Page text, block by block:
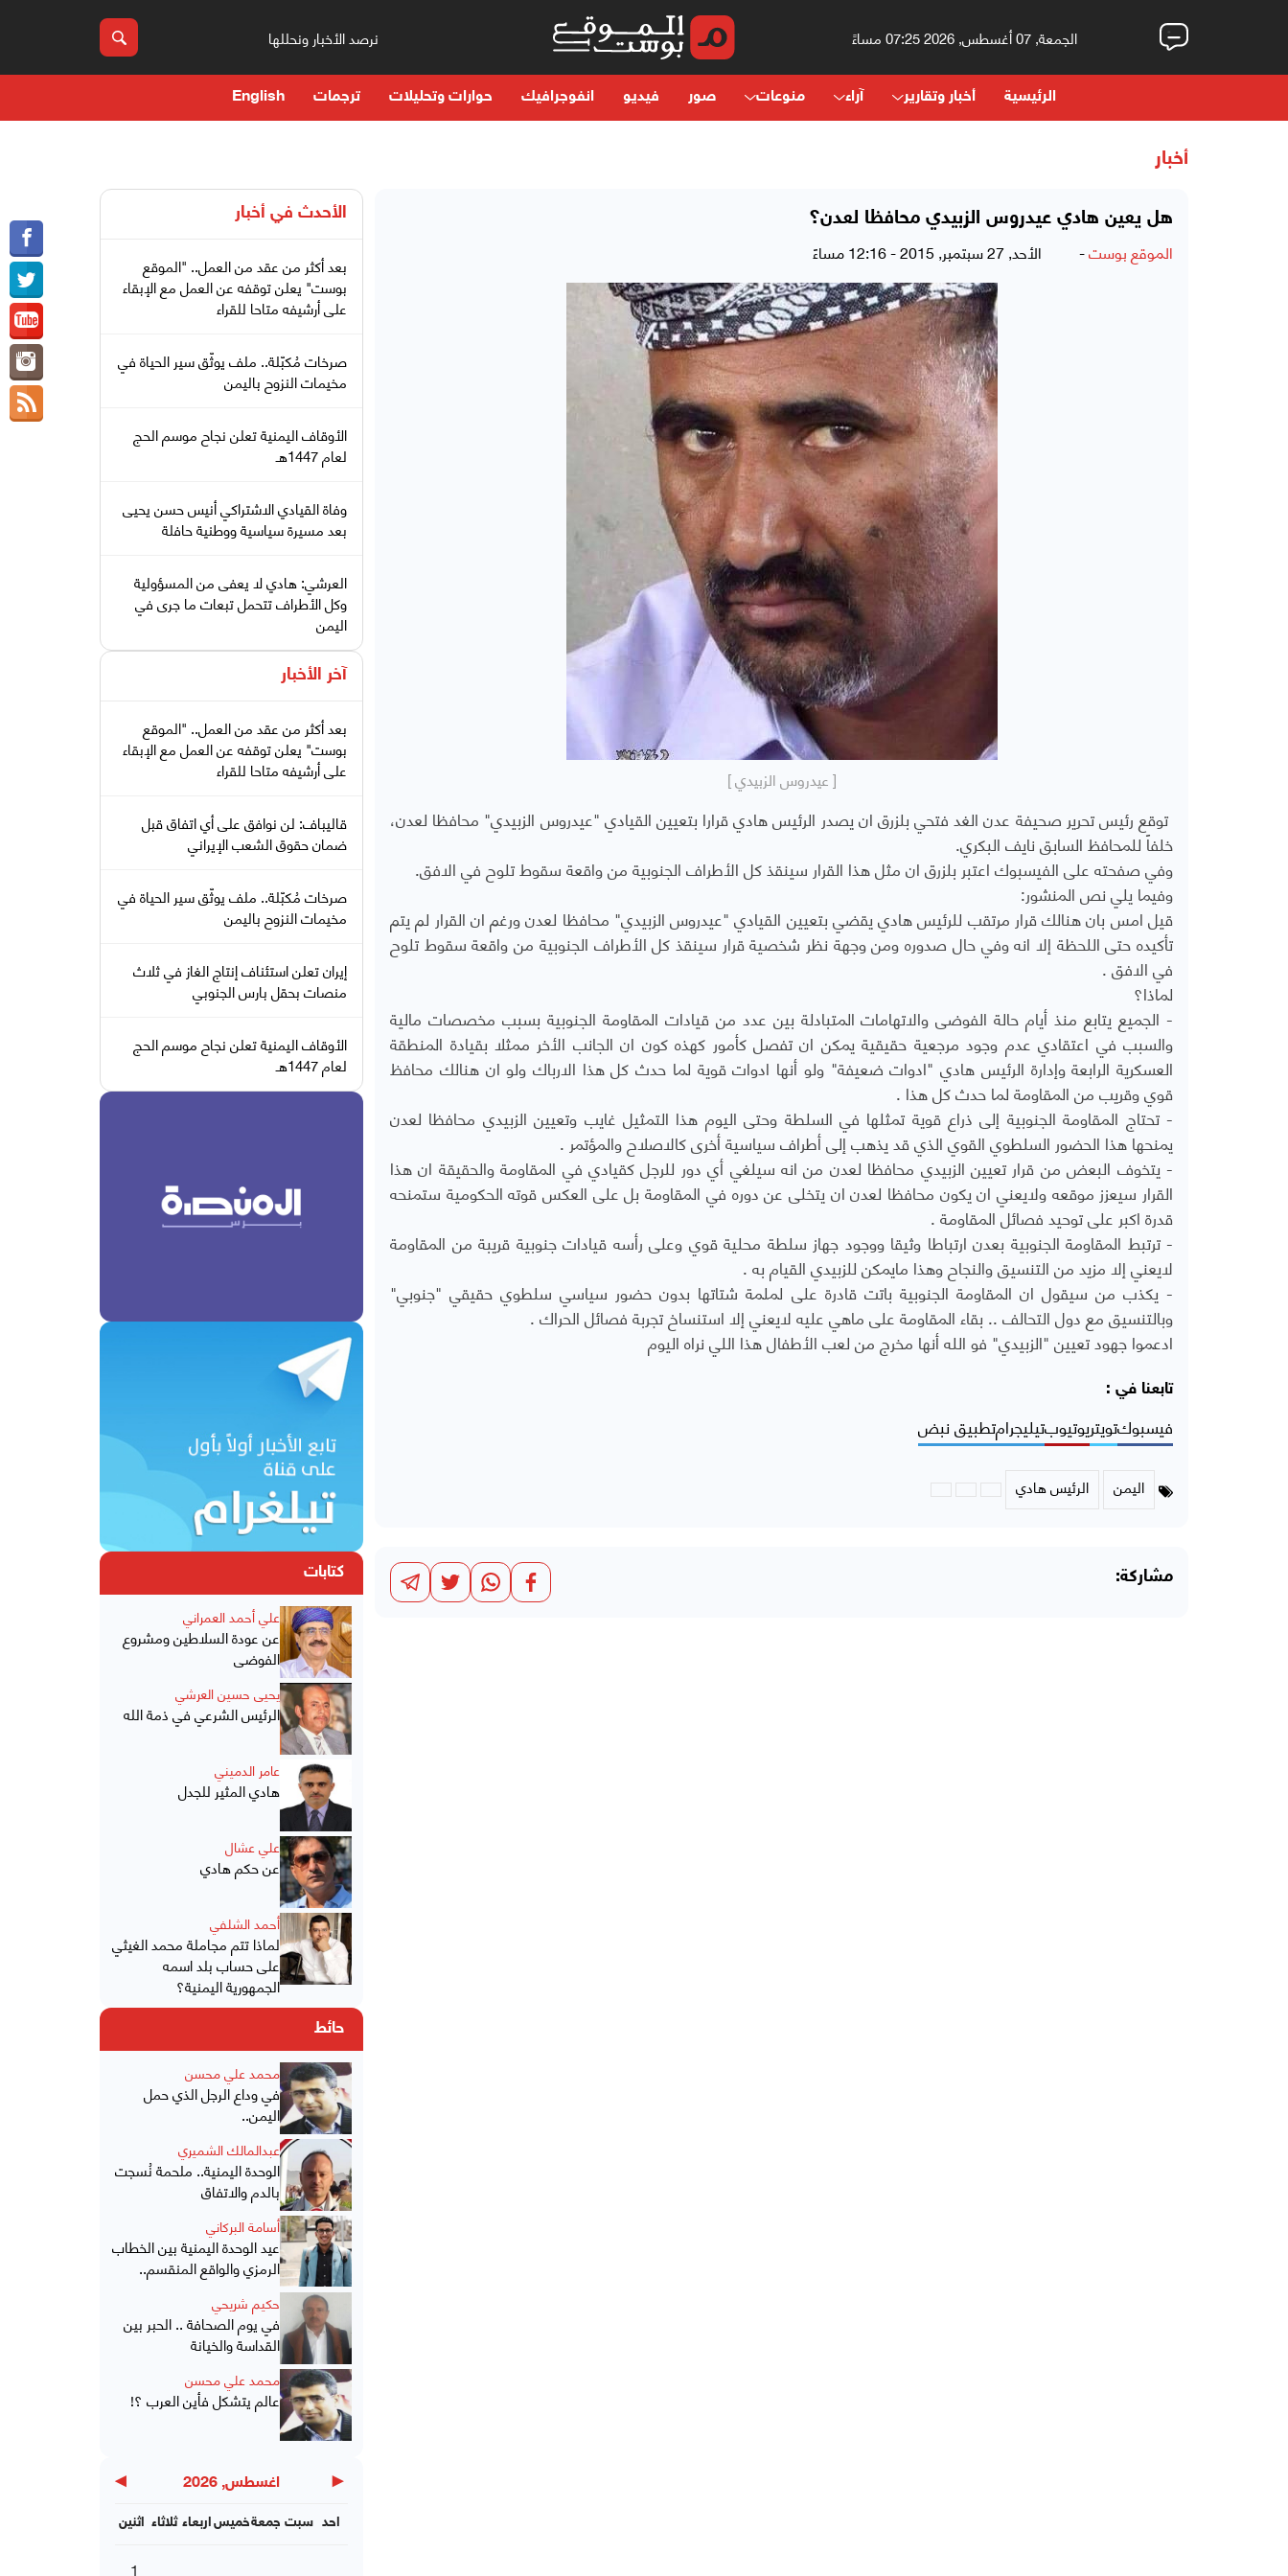
الجمعة, 07 أغسطس, 2026 07:25 مساءً نرصد الأخبار ونحللها
الرئيسية أخبار وتقارير آراء منوعات صور فيديو انفوجرافيك حوارات وتحليلات ترجمات English
أخبار
هل يعين هادي عيدروس الزبيدي محافظا لعدن؟
الموقع بوست- الأحد, 27 سبتمبر, 2015 - 12:16 مساءً
[ عيدروس الزبيدي ]
توقع رئيس تحرير صحيفة عدن الغد فتحي بلزرق ان يصدر الرئيس هادي قرارا بتعيين القيادي "عيدروس الزبيدي" محافظا لعدن،
خلفاً للمحافظ السابق نايف البكري.
وفي صفحته على الفيسبوك اعتبر بلزرق ان مثل هذا القرار سينقذ كل الأطراف الجنوبية من واقعة سقوط تلوح في الافق.
وفيما يلي نص المنشور:
قيل امس بان هنالك قرار مرتقب للرئيس هادي يقضي بتعيين القيادي "عيدروس الزبيدي" محافظا لعدن ورغم ان القرار لم يتم
تأكيده حتى اللحظة إلا انه وفي حال صدوره ومن وجهة نظر شخصية قرار سينقذ كل الأطراف الجنوبية من واقعة سقوط تلوح
في الافق .
لماذا؟
- الجميع يتابع منذ أيام حالة الفوضى والاتهامات المتبادلة بين عدد من قيادات المقاومة الجنوبية بسبب مخصصات مالية
والسبب في اعتقادي عدم وجود مرجعية حقيقية يمكن ان تفصل كأمور كهذه كون ان الجانب الأخر ممثلا بقيادة المنطقة
العسكرية الرابعة وإدارة الرئيس هادي "ادوات ضعيفة" ولو أنها ادوات قوية لما حدث كل هذا الارباك ولو ان هنالك محافظ
قوي وقريب من المقاومة لما حدث كل هذا .
- تحتاج المقاومة الجنوبية إلى ذراع قوية تمثلها في السلطة وحتى اليوم هذا التمثيل غايب وتعيين الزبيدي محافظا لعدن
يمنحها هذا الحضور السلطوي القوي الذي قد يذهب إلى أطراف سياسية أخرى كالاصلاح والمؤتمر .
- يتخوف البعض من قرار تعيين الزبيدي محافظا لعدن من انه سيلغي أي دور للرجل كقيادي في المقاومة والحقيقة ان هذا
القرار سيعزز موقعه ولايعني ان يكون محافظا لعدن ان يتخلى عن دوره في المقاومة بل على العكس قوته الحكومية ستمنحه
قدرة اكبر على توحيد فصائل المقاومة .
- ترتبط المقاومة الجنوبية بعدن ارتباطا وثيقا ووجود جهاز سلطة محلية قوي وعلى رأسه قيادات جنوبية قريبة من المقاومة
لايعني إلا مزيد من التنسيق والنجاح وهذا مايمكن للزبيدي القيام به .
- يكذب من سيقول ان المقاومة الجنوبية باتت قادرة على لملمة شتاتها بدون حضور سياسي سلطوي حقيقي "جنوبي"
وبالتنسيق مع دول التحالف .. بقاء المقاومة على ماهي عليه لايعني إلا استنساخ تجربة فصائل الحراك .
ادعموا جهود تعيين "الزبيدي" فو الله أنها مخرج من لعب الأطفال هذا اللي نراه اليوم
تابعنا في :
فيسبوكتويتريوتيوبتيليجرامتطبيق نبض
اليمن الرئيس هادي
مشاركة:
الأحدث في أخبار
بعد أكثر من عقد من العمل.. "الموقع
بوست" يعلن توقفه عن العمل مع الإبقاء
على أرشيفه متاحا للقراء
صرخات مُكبّلة.. ملف يوثّق سير الحياة في
مخيمات النزوح باليمن
الأوقاف اليمنية تعلن نجاح موسم الحج
لعام 1447هـ
وفاة القيادي الاشتراكي أنيس حسن يحيى
بعد مسيرة سياسية ووطنية حافلة
العرشي: هادي لا يعفى من المسؤولية
وكل الأطراف تتحمل تبعات ما جرى في
اليمن
آخر الأخبار
بعد أكثر من عقد من العمل.. "الموقع
بوست" يعلن توقفه عن العمل مع الإبقاء
على أرشيفه متاحا للقراء
قاليباف: لن نوافق على أي اتفاق قبل
ضمان حقوق الشعب الإيراني
صرخات مُكبّلة.. ملف يوثّق سير الحياة في
مخيمات النزوح باليمن
إيران تعلن استئناف إنتاج الغاز في ثلاث
منصات بحقل بارس الجنوبي
الأوقاف اليمنية تعلن نجاح موسم الحج
لعام 1447هـ
كتابات
علي أحمد العمراني
عن عودة السلاطين ومشروع
الفوضى
يحيى حسين العرشي
الرئيس الشرعي في ذمة الله
عامر الدميني
هادي المثير للجدل
علي عشال
عن حكم هادي
أحمد الشلفي
لماذا تتم مجاملة محمد الغيثي
على حساب بلد اسمه
الجمهورية اليمنية؟
حائط
محمد علي محسن
في وداع الرجل الذي حمل
اليمن..
عبدالمالك الشميري
الوحدة اليمنية.. ملحمة نُسجت
بالدم والاتفاق
أسامة البركاني
عيد الوحدة اليمنية بين الخطاب
الرمزي والواقع المنقسم..
حكيم شريحي
في يوم الصحافة .. الحبر بين
القداسة والخيانة
محمد علي محسن
عالم يتشكل فأين العرب ؟!
◀ اغسطس, 2026 ▶
اثنين ثلاثاء اربعاءخميسجمعة سبت احد
1